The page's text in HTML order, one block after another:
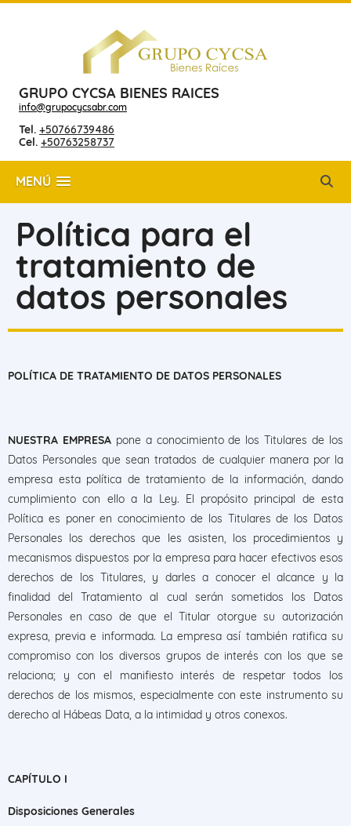
GRUPO CYCSA BIENES RAICES
info@grupocycsabr.com
Tel. +50766739486
Cel. +50763258737
MENÚ
Política para el
tratamiento de
datos personales
POLÍTICA DE TRATAMIENTO DE DATOS PERSONALES
NUESTRA EMPRESApone a conocimiento de los Titulares de los
Datos Personales que sean tratados de cualquier manera por la
empresa esta política de tratamiento de la información, dando
cumplimiento con ello a la Ley. El propósito principal de esta
Política es poner en conocimiento de los Titulares de los Datos
Personales los derechos que les asisten, los procedimientos y
mecanismos dispuestos por la empresa para hacer efectivos esos
derechos de los Titulares, y darles a conocer el alcance y la
finalidad del Tratamiento al cual serán sometidos los Datos
Personales en caso de que el Titular otorgue su autorización
expresa, previa e informada. La empresa así también ratifica su
compromiso con los diversos grupos de interés con los que se
relaciona; y con el manifiesto interés de respetar todos los
derechos de los mismos, especialmente con este instrumento su
derecho al Hábeas Data, a la intimidad y otros conexos.
CAPÍTULO I
Disposiciones Generales